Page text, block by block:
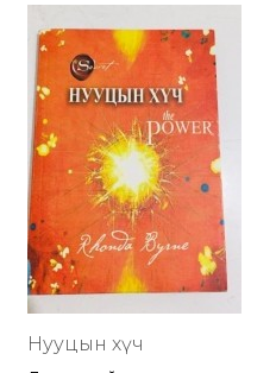
Нууцын хүч